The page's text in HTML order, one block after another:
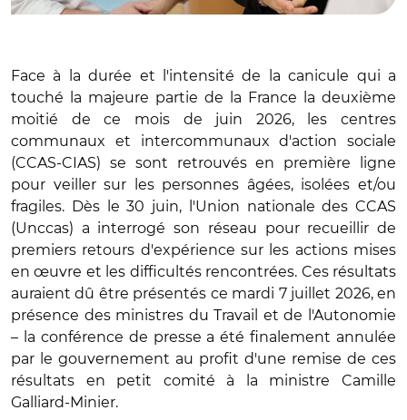
Face à la durée et l'intensité de la canicule qui a
touché la majeure partie de la France la deuxième
moitié de ce mois de juin 2026, les centres
communaux et intercommunaux d'action sociale
(CCAS-CIAS) se sont retrouvés en première ligne
pour veiller sur les personnes âgées, isolées et/ou
fragiles. Dès le 30 juin, l'Union nationale des CCAS
(Unccas) a interrogé son réseau pour recueillir de
premiers retours d'expérience sur les actions mises
en œuvre et les difficultés rencontrées. Ces résultats
auraient dû être présentés ce mardi 7 juillet 2026, en
présence des ministres du Travail et de l'Autonomie
– la conférence de presse a été finalement annulée
par le gouvernement au profit d'une remise de ces
résultats en petit comité à la ministre Camille
Galliard-Minier.